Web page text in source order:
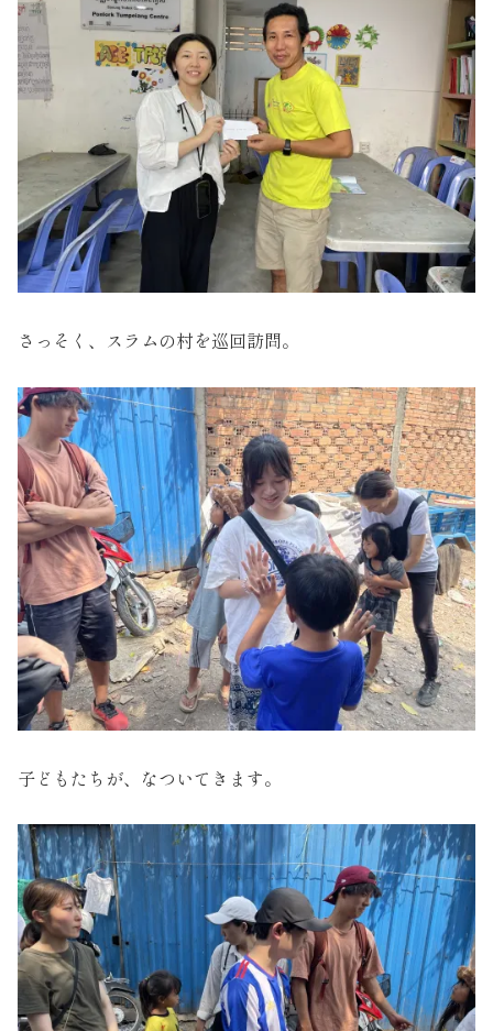
さっそく、スラムの村を巡回訪問。
子どもたちが、なついてきます。